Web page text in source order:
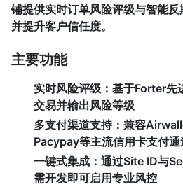
铺提供实时订单风险评级与智能
并提升客户信任度。
主要功能
实时风险评级 ：基于Forter
交易并输出风险等级
多支付渠道支持：兼容
Pacypay等主流信用卡支付通
一键式集成 ：通过Site ID与
需开发即可启用专业风控